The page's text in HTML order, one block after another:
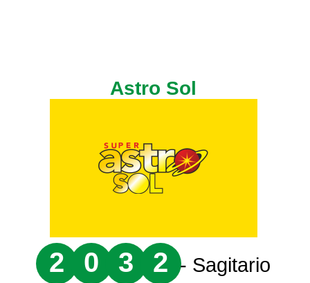
Astro Sol
2 0 3 2 - Sagitario